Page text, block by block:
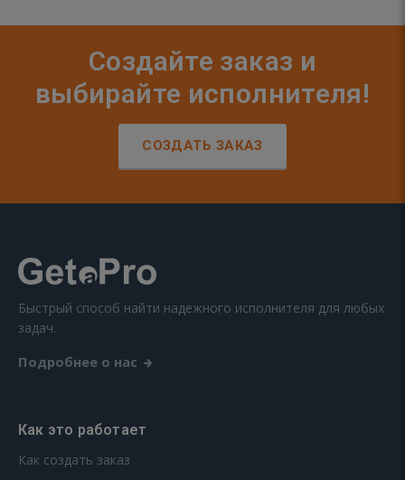
Создайте заказ и
выбирайте исполнителя!
СОЗДАТЬ ЗАКАЗ
Быстрый способ найти надежного исполнителя для любых
задач.
Подробнее о нас
Как это работает
Как создать заказ